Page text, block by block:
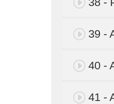
39 -
40 -
41 -